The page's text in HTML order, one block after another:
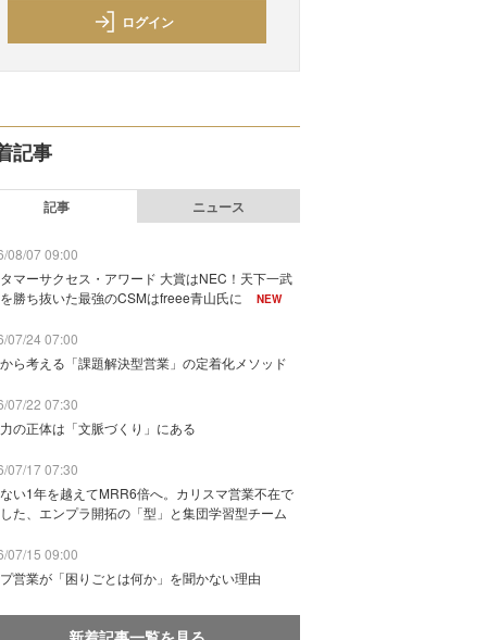
ログイン
記事
記事 ニュース
08/07 09:00
マーサクセス・アワード 大賞はNEC！天下一武
勝ち抜いた最強のCSMはfreee青山氏に
NEW
07/24 07:00
ら考える「課題解決型営業」の定着化メソッド
07/22 07:30
の正体は「文脈づくり」にある
07/17 07:30
い1年を越えてMRR6倍へ。カリスマ営業不在で
た、エンプラ開拓の「型」と集団学習型チーム
07/15 09:00
営業が「困りごとは何か」を聞かない理由